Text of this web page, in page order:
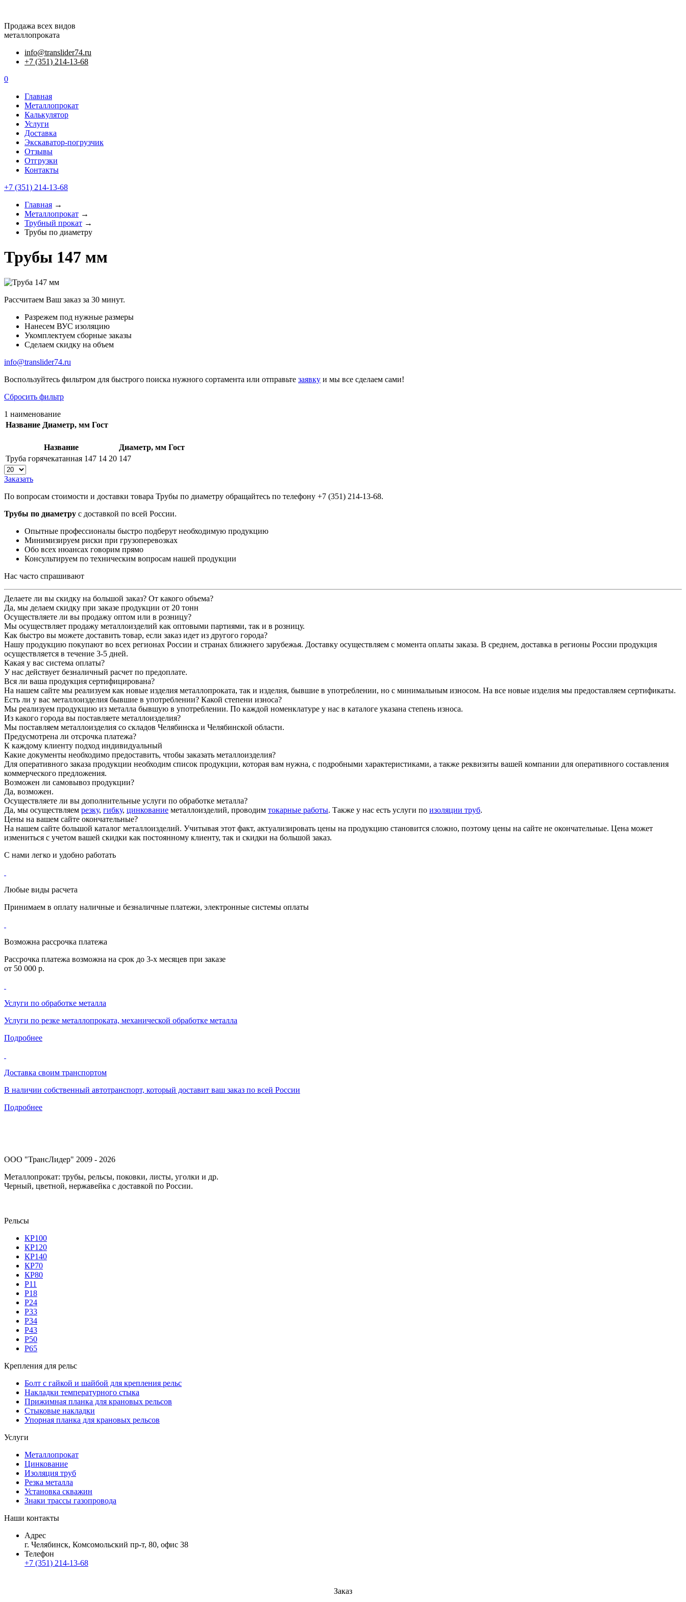
Продажа всех видов
металлопроката
info@translider74.ru
+7 (351) 214-13-68
0
Главная
Металлопрокат
Калькулятор
Услуги
Доставка
Экскаватор-погрузчик
Отзывы
Отгрузки
Контакты
+7 (351) 214-13-68
Главная →
Металлопрокат →
Трубный прокат →
Трубы по диаметру
Трубы 147 мм
Рассчитаем Ваш заказ за 30 минут.
Разрежем под нужные размеры
Нанесем ВУС изоляцию
Укомплектуем сборные заказы
Сделаем скидку на объем
info@translider74.ru
Воспользуйтесь фильтром для быстрого поиска нужного сортамента или отправьте заявку и мы все сделаем сами!
Сбросить фильтр
1 наименование
Название Диаметр, мм Гост
Название Диаметр, мм Гост
Труба горячекатанная 147 14 20 147
Заказать
По вопросам стоимости и доставки товара Трубы по диаметру обращайтесь по телефону +7 (351) 214-13-68.
Трубы по диаметру с доставкой по всей России.
Опытные профессионалы быстро подберут необходимую продукцию
Минимизируем риски при грузоперевозках
Обо всех нюансах говорим прямо
Консультируем по техническим вопросам нашей продукции
Нас часто спрашивают
Делаете ли вы скидку на большой заказ? От какого объема?
Да, мы делаем скидку при заказе продукции от 20 тонн
Осуществляете ли вы продажу оптом или в розницу?
Мы осуществляет продажу металлоизделий как оптовыми партиями, так и в розницу.
Как быстро вы можете доставить товар, если заказ идет из другого города?
Нашу продукцию покупают во всех регионах России и странах ближнего зарубежья. Доставку осуществляем с момента оплаты заказа. В среднем, доставка в регионы России продукция
осуществляется в течение 3-5 дней.
Какая у вас система оплаты?
У нас действует безналичный расчет по предоплате.
Вся ли ваша продукция сертифицирована?
На нашем сайте мы реализуем как новые изделия металлопроката, так и изделия, бывшие в употреблении, но с минимальным износом. На все новые изделия мы предоставляем сертификаты.
Есть ли у вас металлоизделия бывшие в употреблении? Какой степени износа?
Мы реализуем продукцию из металла бывшую в употреблении. По каждой номенклатуре у нас в каталоге указана степень износа.
Из какого города вы поставляете металлоизделия?
Мы поставляем металлоизделия со складов Челябинска и Челябинской области.
Предусмотрена ли отсрочка платежа?
К каждому клиенту подход индивидуальный
Какие документы необходимо предоставить, чтобы заказать металлоизделия?
Для оперативного заказа продукции необходим список продукции, которая вам нужна, с подробными характеристиками, а также реквизиты вашей компании для оперативного составления
коммерческого предложения.
Возможен ли самовывоз продукции?
Да, возможен.
Осуществляете ли вы дополнительные услуги по обработке металла?
Да, мы осуществляем резку, гибку, цинкование металлоизделий, проводим токарные работы. Также у нас есть услуги по изоляции труб.
Цены на вашем сайте окончательные?
На нашем сайте большой каталог металлоизделий. Учитывая этот факт, актуализировать цены на продукцию становится сложно, поэтому цены на сайте не окончательные. Цена может
измениться с учетом вашей скидки как постоянному клиенту, так и скидки на большой заказ.
С нами легко и удобно работать
Любые виды расчета
Принимаем в оплату наличные и безналичные платежи, электронные системы оплаты
Возможна рассрочка платежа
Рассрочка платежа возможна на срок до 3-х месяцев при заказе
от 50 000 р.
Услуги по обработке металла
Услуги по резке металлопроката, механической обработке металла
Подробнее
Доставка своим транспортом
В наличии собственный автотранспорт, который доставит ваш заказ по всей России
Подробнее
ООО "ТрансЛидер" 2009 - 2026
Металлопрокат: трубы, рельсы, поковки, листы, уголки и др.
Черный, цветной, нержавейка с доставкой по России.
Рельсы
КР100
КР120
КР140
КР70
КР80
Р11
Р18
Р24
Р33
Р34
Р43
Р50
Р65
Крепления для рельс
Болт с гайкой и шайбой для крепления рельс
Накладки температурного стыка
Прижимная планка для крановых рельсов
Стыковые накладки
Упорная планка для крановых рельсов
Услуги
Металлопрокат
Цинкование
Изоляция труб
Резка металла
Установка скважин
Знаки трассы газопровода
Наши контакты
Адрес
г. Челябинск, Комсомольский пр-т, 80, офис 38
Телефон
+7 (351) 214-13-68
Заказ